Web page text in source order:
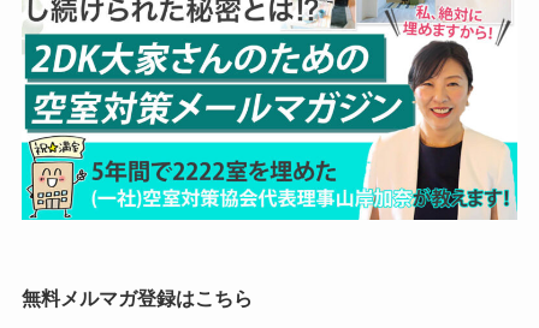
無料メルマガ登録はこちら